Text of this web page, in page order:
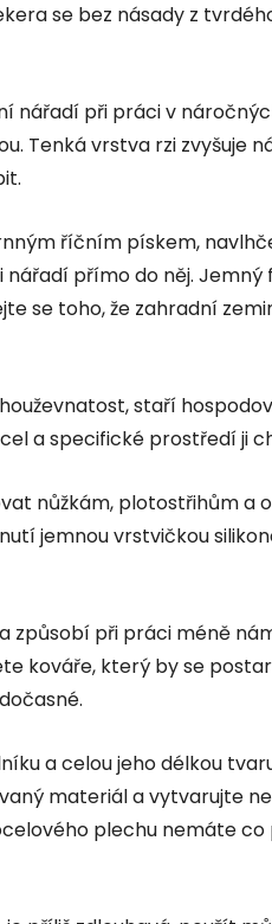
se bez násady z
nářadí při práci v
Tenká vrstva rzi zvyšuje
říčním pískem,
přímo do něj.
se toho, že zahradní
staří
a specifické prostředí ji
nůžkám, plotostřihům
jemnou vrstvičkou
způsobí při práci méně
kováře, který by se
a celou jeho délkou
materiál a vytvarujte
plechu nemáte co